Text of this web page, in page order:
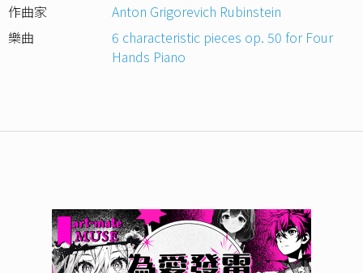
作曲家
Anton Grigorevich Rubinstein
樂曲
6 characteristic pieces op. 50 for Four
Hands Piano